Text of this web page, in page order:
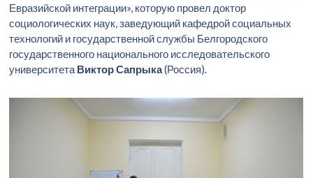
Евразийской интеграции», которую провел доктор
социологических наук, заведующий кафедрой социальных
технологий и государственной службы Белгородского
государственного национального исследовательского
университета Виктор Сапрыка(Россия).